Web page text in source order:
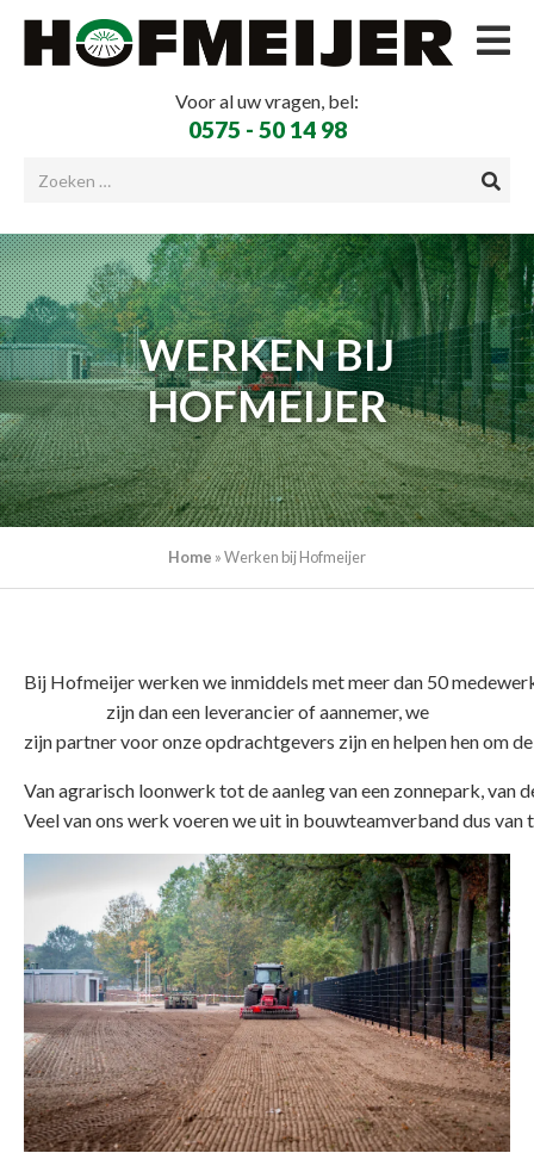
Voor al uw vragen, bel:
0575 - 50 14 98
WERKEN BIJ
HOFMEIJER
Home »Werken bij Hofmeijer
Bij Hofmeijer werken we inmiddels met meer dan 50
zijn dan een leverancier of aannemer, we
zijn partner voor onze opdrachtgevers zijn en helpen hen om
Van agrarisch loonwerk tot de aanleg van een zonnepark,
Veel van ons werk voeren we uit in bouwteamverband dus